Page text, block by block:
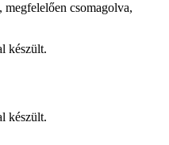
megfelelően csomagolva,
készült.
készült.